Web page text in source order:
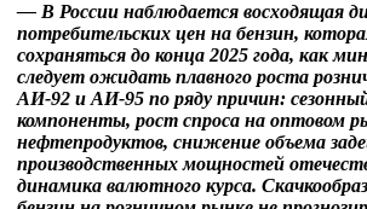
— В России наблюдается восходящая
потребительских цен на бензин,
сохраняться до конца 2025 года, как
следует ожидать плавного роста
АИ-92 и АИ-95 по ряду причин:
компоненты, рост спроса на оптовом
нефтепродуктов, снижение объема
производственных мощностей
динамика валютного курса.